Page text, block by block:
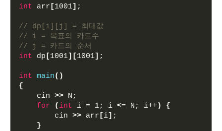
int arr [1001] ;
// dp[i][j] = 최대값
// i = 목표의 카드수
// j = 카드의 순서
int dp [1001][1001] ;
int main()
{
    cin
>> N;
for
( int i = 1; i <= N; i++)
{
        cin
>> arr [i] ;
}